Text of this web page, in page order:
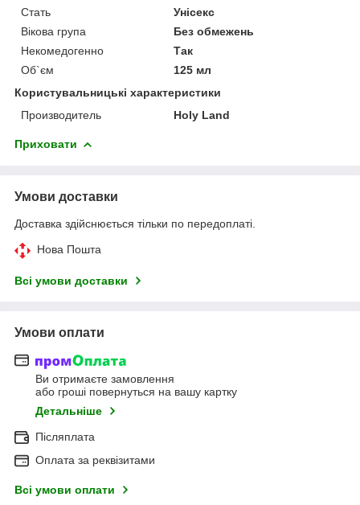
Стать
Унісекс
Вікова група
Без обмежень
Некомедогенно
Так
Об`єм
125 мл
Користувальницькі характеристики
Производитель
Holy Land
Приховати
Умови доставки
Доставка здійснюється тільки по передоплаті.
Нова Пошта
Всі умови доставки
Умови оплати
Ви отримаєте замовлення
або гроші повернуться на вашу картку
Детальніше
Післяплата
Оплата за реквізитами
Всі умови оплати